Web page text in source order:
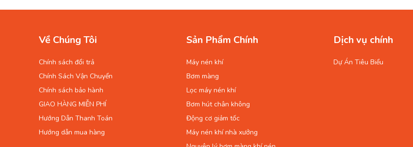
Về Chúng Tôi
Chính sách đổi trả
Chính Sách Vận Chuyển
Chính sách bảo hành
GIAO HÀNG MIỄN PHÍ
Hướng Dẫn Thanh Toán
Hướng dẫn mua hàng
Sản Phẩm Chính
Máy nén khí
Bơm màng
Lọc máy nén khí
Bơm hút chân không
Động cơ giảm tốc
Máy nén khí nhà xưởng
Dịch vụ chính
Dự Án Tiêu Biểu